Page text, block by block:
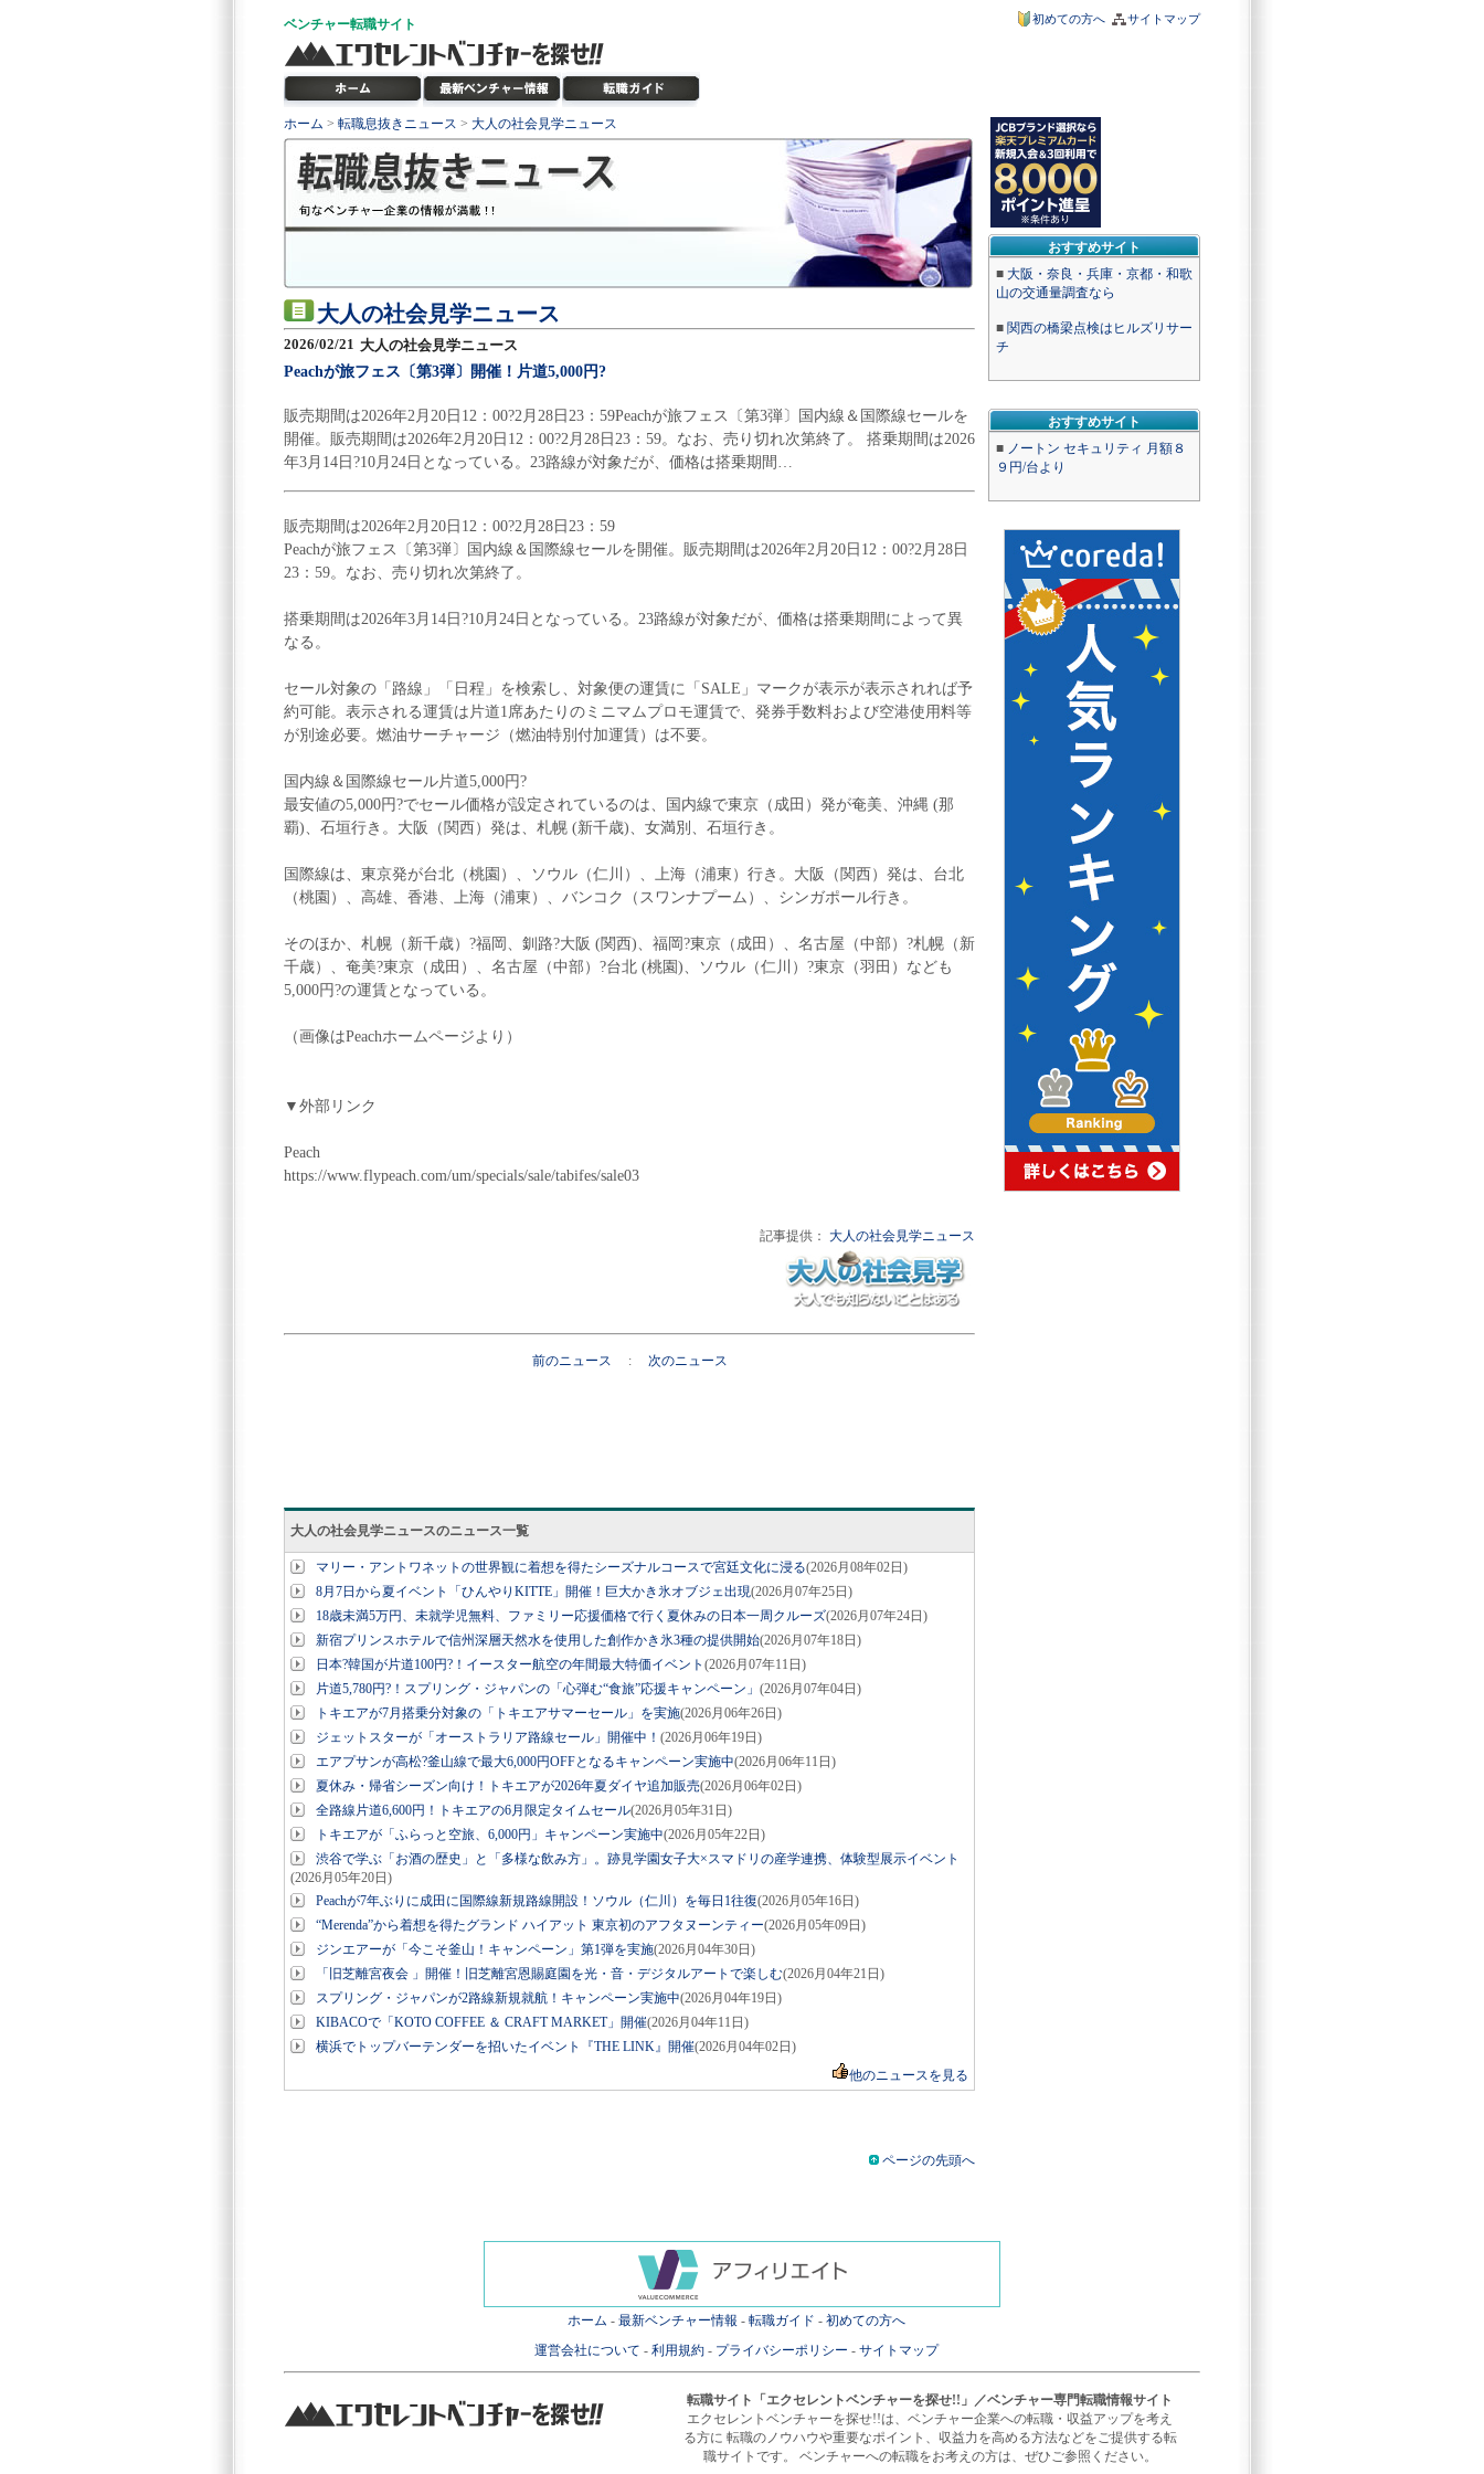
ベンチャー転職サイト サイトマップ
初めての方へ
おすすめサイト
■ 大阪・奈良・兵庫・京都・和歌
山の交通量調査なら
■ 関西の橋梁点検はヒルズリサー
チ
おすすめサイト
■ ノートン セキュリティ 月額８
９円/台より
ホーム > 転職息抜きニュース > 大人の社会見学ニュース
大人の社会見学ニュース
2026/02/21 大人の社会見学ニュース
Peachが旅フェス〔第3弾〕開催！片道5,000円?
販売期間は2026年2月20日12：00?2月28日23：59Peachが旅フェス〔第3弾〕国内線＆国際線セールを
開催。販売期間は2026年2月20日12：00?2月28日23：59。なお、売り切れ次第終了。 搭乗期間は2026
年3月14日?10月24日となっている。23路線が対象だが、価格は搭乗期間…
販売期間は2026年2月20日12：00?2月28日23：59
Peachが旅フェス〔第3弾〕国内線＆国際線セールを開催。販売期間は2026年2月20日12：00?2月28日
23：59。なお、売り切れ次第終了。
搭乗期間は2026年3月14日?10月24日となっている。23路線が対象だが、価格は搭乗期間によって異
なる。
セール対象の「路線」「日程」を検索し、対象便の運賃に「SALE」マークが表示が表示されれば予
約可能。表示される運賃は片道1席あたりのミニマムプロモ運賃で、発券手数料および空港使用料等
が別途必要。燃油サーチャージ（燃油特別付加運賃）は不要。
国内線＆国際線セール片道5,000円?
最安値の5,000円?でセール価格が設定されているのは、国内線で東京（成田）発が奄美、沖縄 (那
覇)、石垣行き。大阪（関西）発は、札幌 (新千歳)、女満別、石垣行き。
国際線は、東京発が台北（桃園）、ソウル（仁川）、上海（浦東）行き。大阪（関西）発は、台北
（桃園）、高雄、香港、上海（浦東）、バンコク（スワンナプーム）、シンガポール行き。
そのほか、札幌（新千歳）?福岡、釧路?大阪 (関西)、福岡?東京（成田）、名古屋（中部）?札幌（新
千歳）、奄美?東京（成田）、名古屋（中部）?台北 (桃園)、ソウル（仁川）?東京（羽田）なども
5,000円?の運賃となっている。
（画像はPeachホームページより）
▼外部リンク
Peach
https://www.flypeach.com/um/specials/sale/tabifes/sale03
記事提供： 大人の社会見学ニュース
前のニュース : 次のニュース
大人の社会見学ニュースのニュース一覧
マリー・アントワネットの世界観に着想を得たシーズナルコースで宮廷文化に浸る(2026月08年02日)
8月7日から夏イベント「ひんやりKITTE」開催！巨大かき氷オブジェ出現(2026月07年25日)
18歳未満5万円、未就学児無料、ファミリー応援価格で行く夏休みの日本一周クルーズ(2026月07年24日)
新宿プリンスホテルで信州深層天然水を使用した創作かき氷3種の提供開始(2026月07年18日)
日本?韓国が片道100円?！イースター航空の年間最大特価イベント (2026月07年11日)
片道5,780円?！スプリング・ジャパンの「心弾む“食旅”応援キャンペーン」 (2026月07年04日)
トキエアが7月搭乗分対象の「トキエアサマーセール」を実施(2026月06年26日)
ジェットスターが「オーストラリア路線セール」開催中！ (2026月06年19日)
エアプサンが高松?釜山線で最大6,000円OFFとなるキャンペーン実施中(2026月06年11日)
夏休み・帰省シーズン向け！トキエアが2026年夏ダイヤ追加販売(2026月06年02日)
全路線片道6,600円！トキエアの6月限定タイムセール(2026月05年31日)
トキエアが「ふらっと空旅、6,000円」キャンペーン実施中(2026月05年22日)
渋谷で学ぶ「お酒の歴史」と「多様な飲み方」。跡見学園女子大×スマドリの産学連携、体験型展示イベント
(2026月05年20日)
Peachが7年ぶりに成田に国際線新規路線開設！ソウル（仁川）を毎日1往復(2026月05年16日)
“Merenda”から着想を得たグランド ハイアット 東京初のアフタヌーンティー(2026月05年09日)
ジンエアーが「今こそ釜山！キャンペーン」第1弾を実施(2026月04年30日)
「旧芝離宮夜会 」開催！旧芝離宮恩賜庭園を光・音・デジタルアートで楽しむ(2026月04年21日)
スプリング・ジャパンが2路線新規就航！キャンペーン実施中(2026月04年19日)
KIBACOで「KOTO COFFEE ＆ CRAFT MARKET」開催(2026月04年11日)
横浜でトップバーテンダーを招いたイベント『THE LINK』開催(2026月04年02日)
他のニュースを見る
ページの先頭へ
ホーム - 最新ベンチャー情報 - 転職ガイド - 初めての方へ
運営会社について - 利用規約 - プライバシーポリシー - サイトマップ
転職サイト
「エクセレントベンチャーを探せ!!」／ベンチャー専門転職情報サイト
エクセレントベンチャーを探せ!!は、ベンチャー企業への転職・収益アップを考え
る方に 転職のノウハウや重要なポイント、収益力を高める方法などをご提供する転
職サイトです。 ベンチャーへの転職をお考えの方は、ぜひご参照ください。